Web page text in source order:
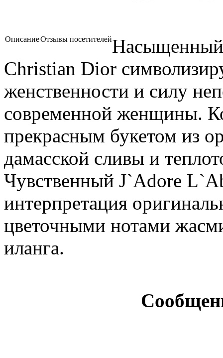
ОписаниеОтзывы посетителейНасыщенный
Christian Dior
женственности и силу
современной женщины.
прекрасным букетом из
дамасской сливы и
Чувственный J`Adore
интерпретация
цветочными нотами
иланга.